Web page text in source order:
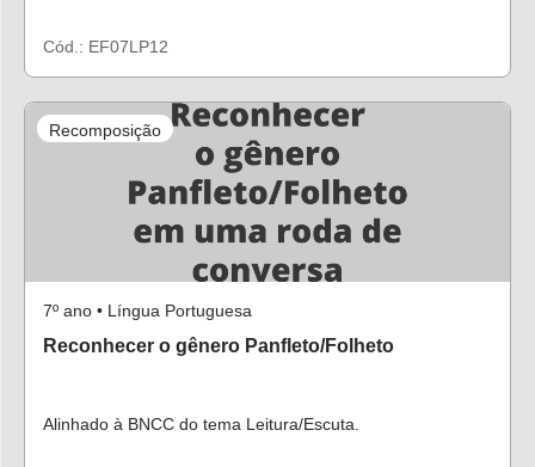
Cód.: EF07LP12
Recomposição
7º ano • Língua Portuguesa
Reconhecer o gênero Panfleto/Folheto
Alinhado à BNCC do tema Leitura/Escuta.